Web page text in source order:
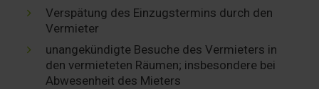
Verspätung des Einzugstermins durch den
Vermieter
unangekündigte Besuche des Vermieters in
den vermieteten Räumen; insbesondere bei
Abwesenheit des Mieters